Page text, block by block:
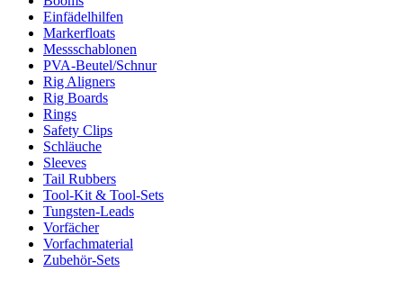
Einfädelhilfen
Markerfloats
Messschablonen
PVA-Beutel/Schnur
Rig Aligners
Rig Boards
Rings
Safety Clips
Schläuche
Sleeves
Tail Rubbers
Tool-Kit & Tool-Sets
Tungsten-Leads
Vorfächer
Vorfachmaterial
Zubehör-Sets